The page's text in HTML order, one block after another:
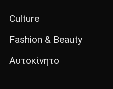
Culture
Fashion & Beauty
Αυτοκίνητο